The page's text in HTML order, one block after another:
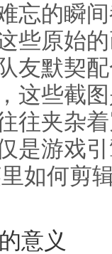
忘的瞬
些原始
友默契
这些截
往夹杂
是游戏
如何剪
意义